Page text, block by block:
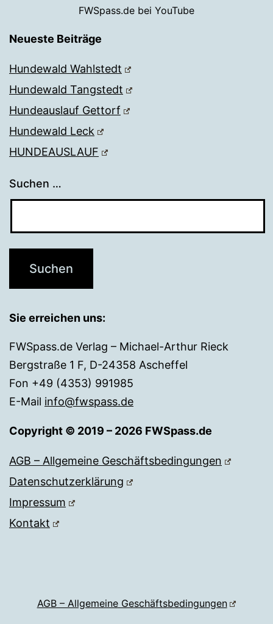
FWSpass.de bei YouTube
Neueste Beiträge
Hundewald Wahlstedt
Hundewald Tangstedt
Hundeauslauf Gettorf
Hundewald Leck
HUNDEAUSLAUF
Suchen …
Sie erreichen uns:
FWSpass.de Verlag – Michael-Arthur Rieck
Bergstraße 1 F, D-24358 Ascheffel
Fon +49 (4353) 991985
E-Mail info@fwspass.de
Copyright © 2019 – 2026 FWSpass.de
AGB – Allgemeine Geschäftsbedingungen
Datenschutzerklärung
Impressum
Kontakt
AGB – Allgemeine Geschäftsbedingungen